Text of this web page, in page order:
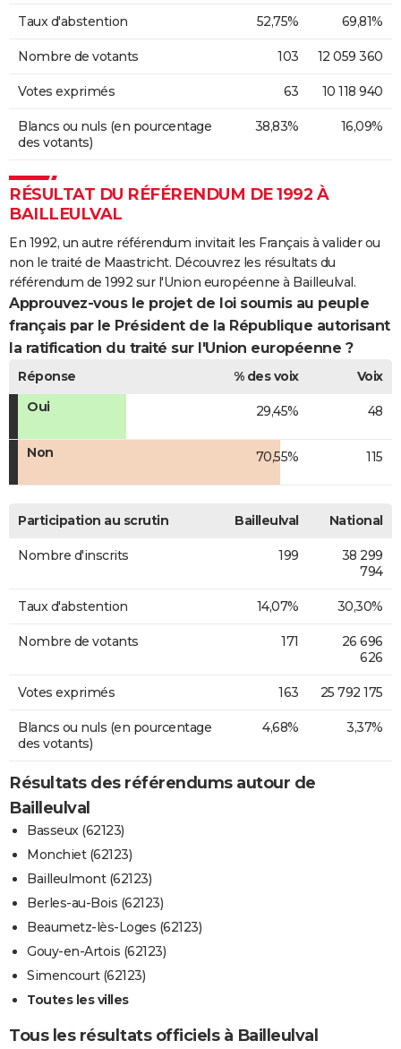
Taux d'abstention 52,75% 69,81%
Nombre de votants 103 12 059 360
Votes exprimés 63 10 118 940
Blancs ou nuls (en pourcentage
des votants)
38,83% 16,09%
RÉSULTAT DU RÉFÉRENDUM DE 1992 À
BAILLEULVAL
En 1992, un autre référendum invitait les Français à valider ou
non le traité de Maastricht. Découvrez les résultats du
référendum de 1992 sur l'Union européenne à Bailleulval.
Approuvez-vous le projet de loi soumis au peuple
français par le Président de la République autorisant
la ratification du traité sur l'Union européenne ?
Réponse % des voix
Voix
Oui
29,45% 48
Non 70,55% 115
Participation au scrutin Bailleulval National
Nombre d'inscrits 199
38 299
794
Taux d'abstention 14,07% 30,30%
Nombre de votants 171
26 696
626
Votes exprimés 163 25 792 175
Blancs ou nuls (en pourcentage
des votants)
4,68% 3,37%
Résultats des référendums autour de
Bailleulval
Basseux (62123)
Monchiet (62123)
Bailleulmont (62123)
Berles-au-Bois (62123)
Beaumetz-lès-Loges (62123)
Gouy-en-Artois (62123)
Simencourt (62123)
Toutes les villes
Tous les résultats officiels à Bailleulval